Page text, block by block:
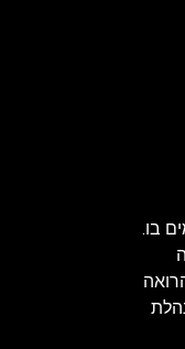
בו.
אדם הרואה